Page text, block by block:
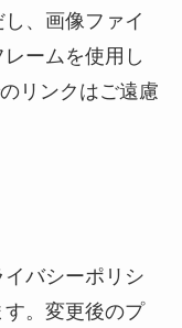
、画像ファイ
ームを使用し
リンクはご遠慮
バシーポリシ
。変更後のプ